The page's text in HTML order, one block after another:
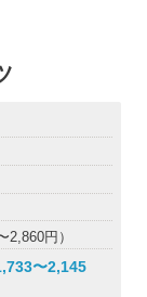
2,860円）
〜2,145